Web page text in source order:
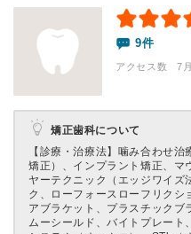
9件
アクセス数 7
矯正歯科について
【診療・治療法】 噛み合わせ治
矯正）、インプラント矯正、マ
ヤーテクニック（エッジワイズ
ク、ローフォースローフリクシ
アブラケット、プラスチックブ
ムーシールド、バイトプレート